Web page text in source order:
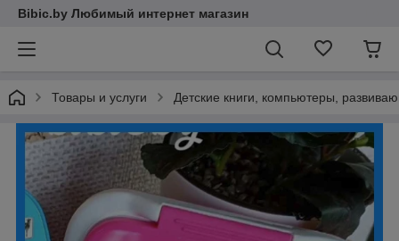
Bibic.by Любимый интернет магазин
Товары и услуги Детские книги, компьютеры,